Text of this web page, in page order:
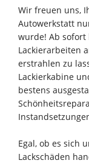
Wir freuen uns,
Autowerkstatt
wurde! Ab
Lackierarbeiten
erstrahlen zu
Lackierkabine
bestens
Egal, ob es sich
Lackschäden